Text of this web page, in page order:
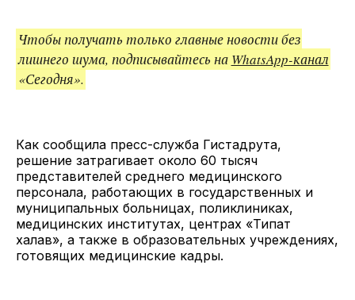
Чтобы получать только главные новости без
лишнего шума, подписывайтесь на WhatsApp-канал
«Сегодня».
Как сообщила пресс-служба Гистадрута,
решение затрагивает около 60 тысяч
представителей среднего медицинского
персонала, работающих в государственных и
муниципальных больницах, поликлиниках,
медицинских институтах, центрах «Типат
халав», а также в образовательных учреждениях,
готовящих медицинские кадры.